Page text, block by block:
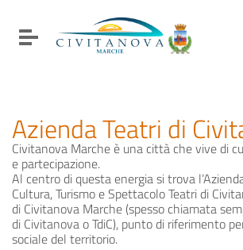
Vai al menu di navigazione
Vai al footer
Attiva / disattiva la navigazione
Azienda Teatri di
Civitanova Marche è una città che vive di
e partecipazione.
Al centro di questa energia si trova
Cultura, Turismo e Spettacolo Teatri di
di Civitanova Marche (spesso chiamata
di Civitanova o TdiC), punto di riferimento
sociale del territorio.